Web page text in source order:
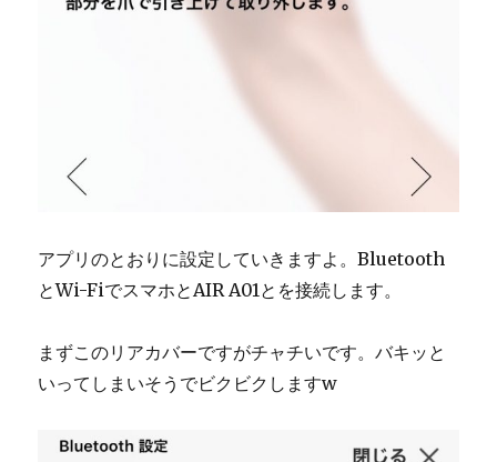
アプリのとおりに設定していきますよ。Bluetooth
とWi-FiでスマホとAIR A01とを接続します。
まずこのリアカバーですがチャチいです。バキッと
いってしまいそうでビクビクしますw